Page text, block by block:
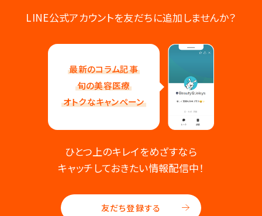
LINE公式アカウントを友だちに追加しませんか？
最新のコラム記事
旬の美容医療
オトクなキャンペーン
ひとつ上のキレイをめざすなら
キャッチしておきたい情報配信中！
友だち登録する